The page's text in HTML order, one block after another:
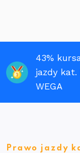
43%
jazdy
WEGA
Prawo jazdy